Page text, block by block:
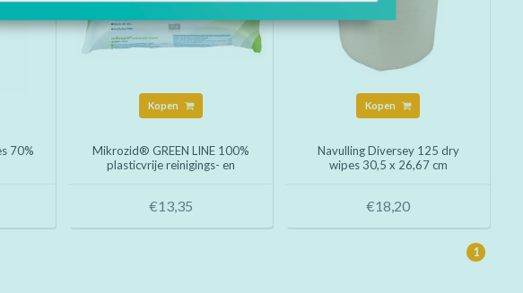
70%
Kopen
Mikrozid® GREEN LINE 100%
plasticvrije reinigings- en
€13,35
Kopen
Navulling Diversey 125 dry
wipes 30,5 x 26,67 cm
€18,20
1